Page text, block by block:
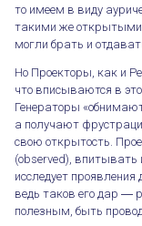
то имеем в виду
такими же открытыми
могли брать и
Но Проекторы, как и
что вписываются в
Генераторы
а получают
свою открытость.
(observed), впитывать
исследует проявления
ведь таков его дар ―
полезным, быть